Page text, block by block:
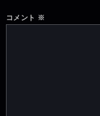
コメント ※